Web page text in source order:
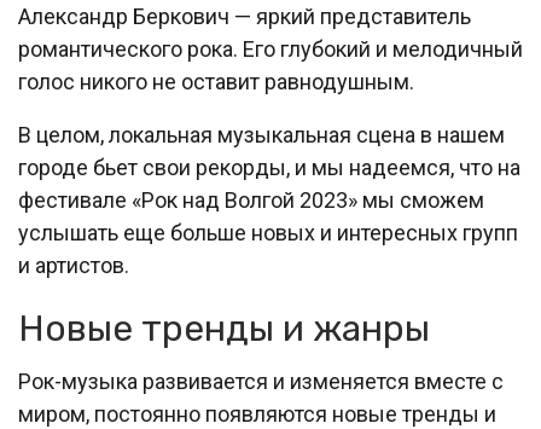
Александр Беркович — яркий представитель
романтического рока. Его глубокий и мелодичный
голос никого не оставит равнодушным.
В целом, локальная музыкальная сцена в нашем
городе бьет свои рекорды, и мы надеемся, что на
фестивале «Рок над Волгой 2023» мы сможем
услышать еще больше новых и интересных групп
и артистов.
Новые тренды и жанры
Рок-музыка развивается и изменяется вместе с
миром, постоянно появляются новые тренды и